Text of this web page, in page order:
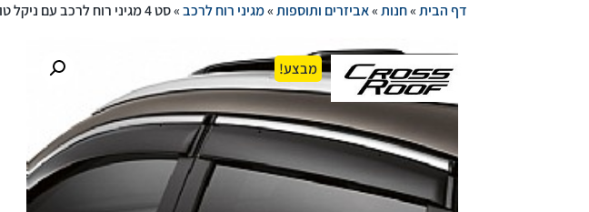
דף הבית»חנות»אביזרים ותוספות»מגיני רוח לרכב»סט 4 מגיני רוח לרכב עם ניקל טויוטה ראב 4 2018 ומעלה
מבצע!